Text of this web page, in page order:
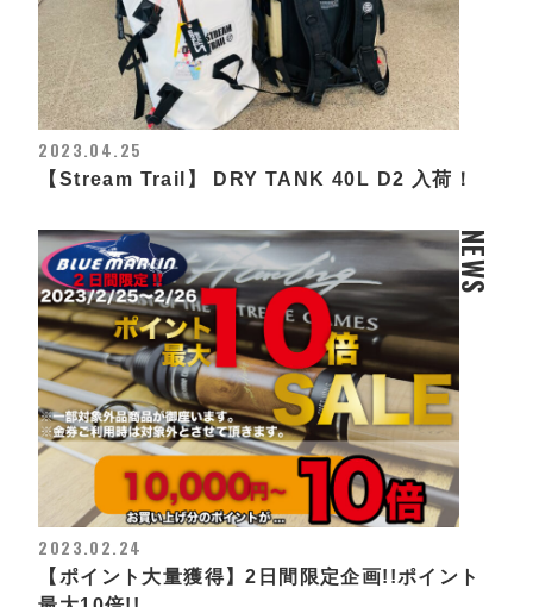
2023.04.25
【Stream Trail】 DRY TANK 40L D2 入荷！
NEWS
2023.02.24
【ポイント大量獲得】2日間限定企画!!ポイント